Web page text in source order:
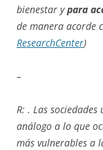
bienestar ypara
de manera acorde
ResearchCenter)
–
R: . Las
análogo a lo que
más vulnerables a